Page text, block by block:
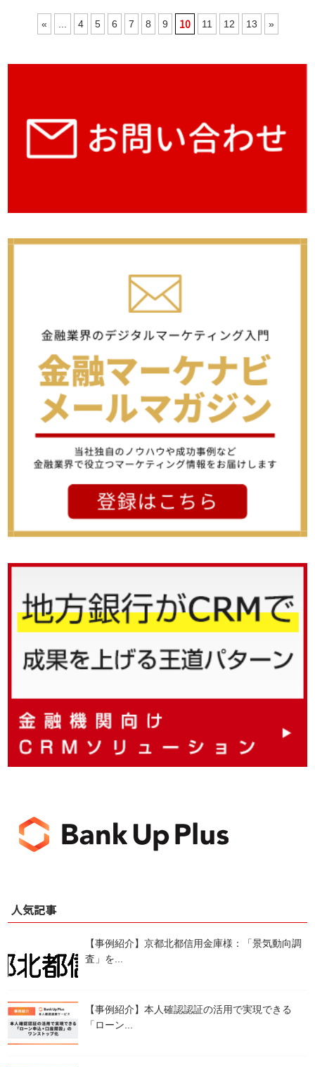
« 4 5 6 7 8 9 10 11 12 13 »
人気記事
【事例紹介】京都北都信用金庫様：「景気動向調
査」を...
【事例紹介】本人確認認証の活用で実現できる
「ローン...